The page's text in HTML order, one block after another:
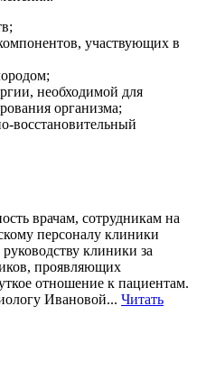
участвующих в
необходимой для
организма;
восстановительный
врачам, сотрудникам на
персоналу клиники
клиники за
проявляющих
отношение к пациентам.
Ивановой... Читать